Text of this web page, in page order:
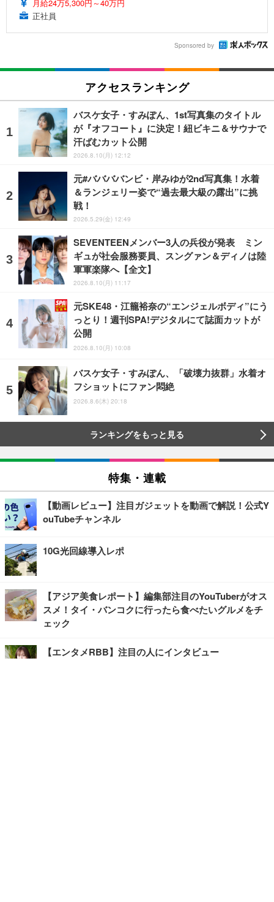
月給24万5,300円～40万円
正社員
Sponsored by
アクセスランキング
バスケ女子・すみぽん、1st写真集のタイトル
が『オフコート』に決定！紐ビキニ＆サウナで
汗ばむカット公開
2026.8.10(月) 12:12
元#ババババンビ・岸みゆが2nd写真集！水着
＆ランジェリー姿で“過去最大級の露出”に挑
戦！
2026.5.29(金) 12:49
SEVENTEENメンバー3人の兵役が発表 ミン
ギュが社会服務要員、スングァン＆ディノは陸
軍軍楽隊へ【全文】
2026.8.10(月) 11:17
元SKE48・江籠裕奈の“エンジェルボディ”にう
っとり！週刊SPA!デジタルにて誌面カットが
公開
2026.8.10(月) 10:08
バスケ女子・すみぽん、「破壊力抜群」水着オ
フショットにファン悶絶
2026.8.6(木) 20:18
ランキングをもっと見る
特集・連載
【動画レビュー】注目ガジェットを動画で解説！公式Y
ouTubeチャンネル
10G光回線導入レポ
【アジア美食レポート】編集部注目のYouTuberがオス
スメ！タイ・バンコクに行ったら食べたいグルメをチ
ェック
【エンタメRBB】注目の人にインタビュー